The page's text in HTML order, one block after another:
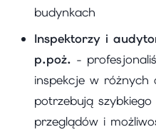
budynkach
Inspektorzy i
p.poż. -
inspekcje w różnych
potrzebują
przeglądów i